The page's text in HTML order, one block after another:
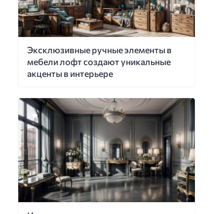
Эксклюзивные ручные элементы в
мебели лофт создают уникальные
акценты в интерьере